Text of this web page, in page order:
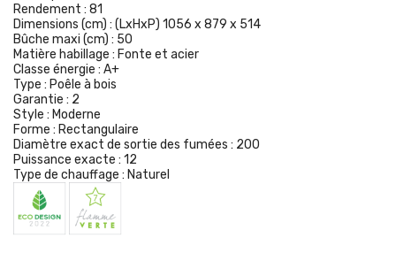
Rendement : 81
Dimensions (cm) : (LxHxP) 1056 x 879 x 514
Bûche maxi (cm) : 50
Matière habillage : Fonte et acier
Classe énergie : A+
Type : Poêle à bois
Garantie : 2
Style : Moderne
Forme : Rectangulaire
Diamètre exact de sortie des fumées : 200
Puissance exacte : 12
Type de chauffage : Naturel